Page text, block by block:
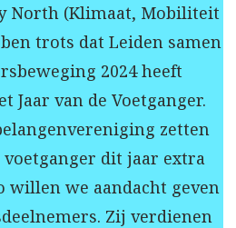
North (Klimaat, Mobiliteit
trots dat Leiden samen
2024 heeft
Jaar van de Voetganger.
zetten
voetganger dit jaar extra
willen we aandacht geven
Zij verdienen